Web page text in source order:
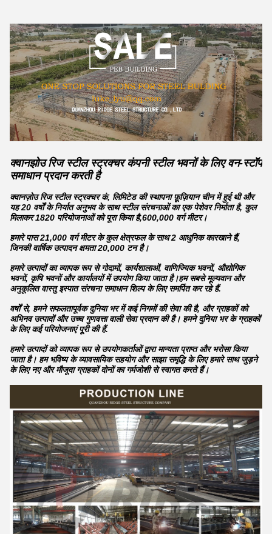
क्वानझोउ रिज स्टील स्ट्रक्चर कंपनी स्टील भवनों के लिए वन-स्टॉप
समाधान प्रदान करती है
क्वानज़ोउ रिज स्टील स्ट्रक्चर कं, लिमिटेड की स्थापना फ़ूज़ियान चीन में हुई थी और
यह 20 वर्षों के निर्यात अनुभव के साथ स्टील संरचनाओं का एक पेशेवर निर्माता है, कुल
मिलाकर 1820 परियोजनाओं को पूरा किया है,600,000 वर्ग मीटर।
हमारे पास 21,000 वर्ग मीटर के कुल क्षेत्रफल के साथ 2 आधुनिक कारखाने हैं,
जिनकी वार्षिक उत्पादन क्षमता 20,000 टन है।
हमारे उत्पादों का व्यापक रूप से गोदामों, कार्यशालाओं, वाणिज्यिक भवनों, औद्योगिक
भवनों, कृषि भवनों और कार्यालयों में उपयोग किया जाता है।हम सबसे मूल्यवान और
अनुकूलित वास्तु इस्पात संरचना समाधान शिल्प के लिए समर्पित कर रहे हैं.
वर्षों से, हमने सफलतापूर्वक दुनिया भर में कई निगमों की सेवा की है, और ग्राहकों को
अभिनव उत्पादों और उच्च गुणवत्ता वाली सेवा प्रदान की है। हमने दुनिया भर के ग्राहकों
के लिए कई परियोजनाएं पूरी की हैं.
हमारे उत्पादों को व्यापक रूप से उपयोगकर्ताओं द्वारा मान्यता प्राप्त और भरोसा किया
जाता है। हम भविष्य के व्यावसायिक सहयोग और साझा समृद्धि के लिए हमारे साथ जुड़ने
के लिए नए और मौजूदा ग्राहकों दोनों का गर्मजोशी से स्वागत करते हैं।